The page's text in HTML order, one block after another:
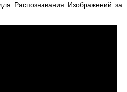
Распознавания Изображений за